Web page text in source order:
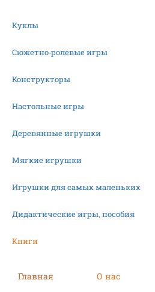
Куклы
Сюжетно-ролевые игры
Конструкторы
Настольные игры
Деревянные игрушки
Мягкие игрушки
Игрушки для самых маленьких
Дидактические игры, пособия
Книги
Главная О нас